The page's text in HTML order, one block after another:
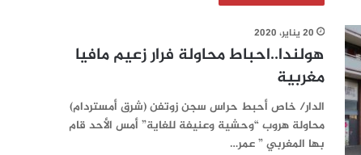
20 يناير، 2020
هولندا..احباط محاولة فرار زعيم مافيا
مغربية
الدار/ خاص أحبط حراس سجن زوتفن (شرق أمستردام)
محاولة هروب “وحشية وعنيفة للغاية” أمس الأحد قام
بها المغربي ” عمر…